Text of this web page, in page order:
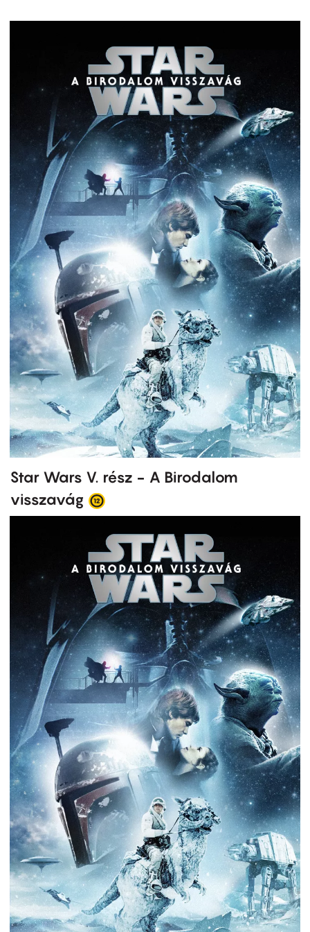
Star Wars V. rész - A Birodalom
visszavág